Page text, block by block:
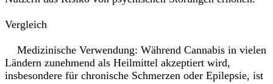
Vergleich
Medizinische Verwendung: Während Cannabis in vielen
Ländern zunehmend als Heilmittel akzeptiert wird,
insbesondere für chronische Schmerzen oder Epilepsie, ist